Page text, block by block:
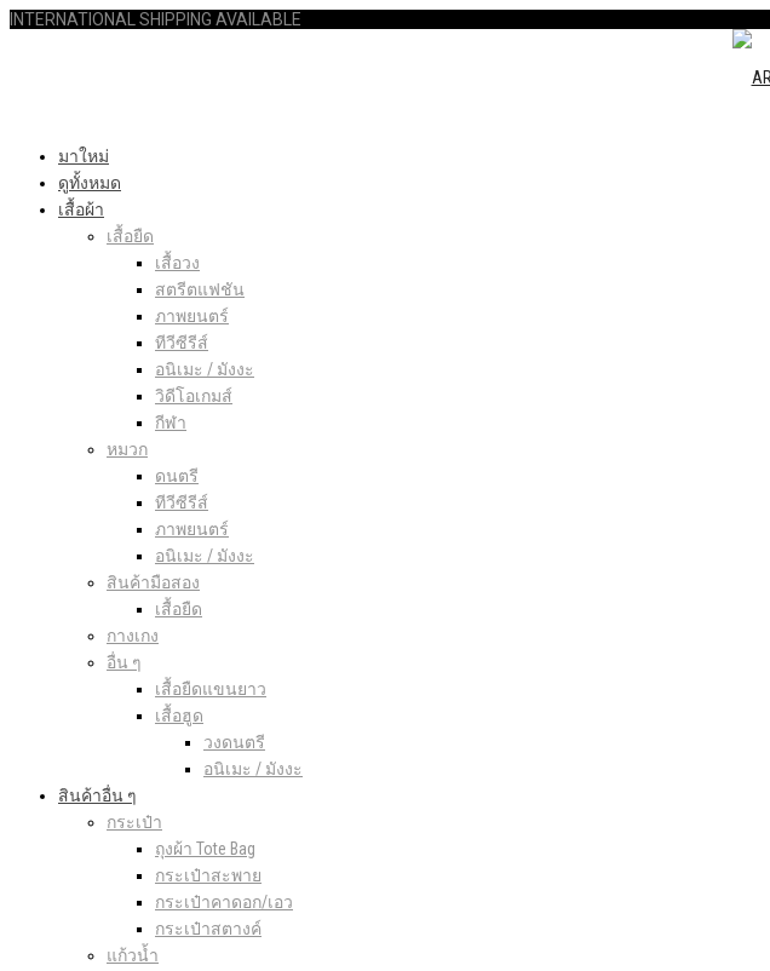
INTERNATIONAL SHIPPING AVAILABLE
มาใหม่
ดูทั้งหมด
เสื้อผ้า
เสื้อยืด
เสื้อวง
สตรีตแฟชัน
ภาพยนตร์
ทีวีซีรีส์
อนิเมะ / มังงะ
วิดีโอเกมส์
กีฬา
หมวก
ดนตรี
ทีวีซีรีส์
ภาพยนตร์
อนิเมะ / มังงะ
สินค้ามือสอง
เสื้อยืด
กางเกง
อื่น ๆ
เสื้อยืดแขนยาว
เสื้อฮูด
วงดนตรี
อนิเมะ / มังงะ
สินค้าอื่น ๆ
กระเป๋า
ถุงผ้า Tote Bag
กระเป๋าสะพาย
กระเป๋าคาดอก/เอว
กระเป๋าสตางค์
แก้วน้ำ